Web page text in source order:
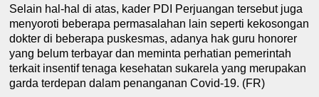
Selain hal-hal di atas, kader PDI Perjuangan tersebut juga
menyoroti beberapa permasalahan lain seperti kekosongan
dokter di beberapa puskesmas, adanya hak guru honorer
yang belum terbayar dan meminta perhatian pemerintah
terkait insentif tenaga kesehatan sukarela yang merupakan
garda terdepan dalam penangananCovid-19. (FR)